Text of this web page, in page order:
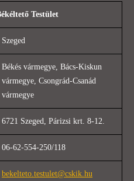
Testület
Szeged
Békés vármegye, Bács-Kiskun
vármegye, Csongrád-Csanád
vármegye
6721 Szeged, Párizsi krt. 8-12.
06-62-554-250/118
bekelteto.testulet@cskik.hu